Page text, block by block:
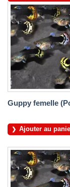
Guppy femelle
Ajouter au